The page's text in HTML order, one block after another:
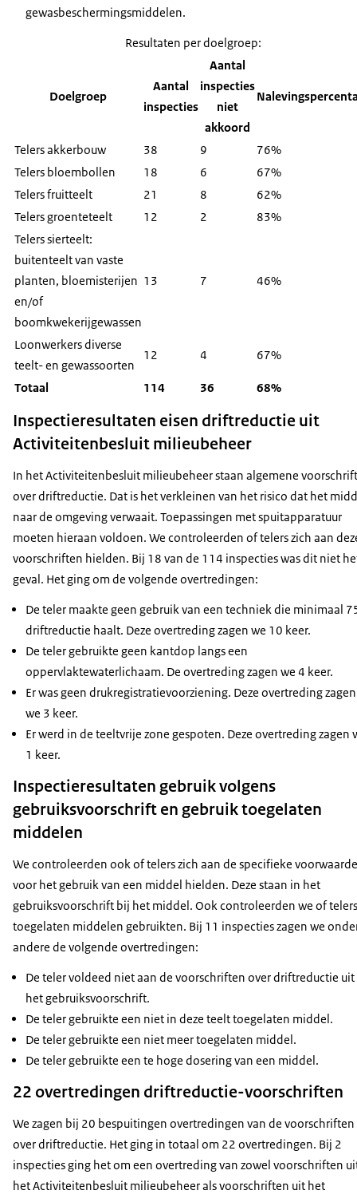
gewasbeschermingsmiddelen.
Resultaten per doelgroep:
Doelgroep
Aantal
inspecties
Aantal
inspecties
niet
akkoord
Telers akkerbouw 38 9
76%
Telers bloembollen
18 6
67%
Telers fruitteelt
21 8
62%
Telers groenteteelt
12 2
83%
Telers sierteelt:
buitenteelt van vaste
planten, bloemisterijen
en/of
boomkwekerijgewassen
13 7 46%
Loonwerkers diverse
teelt- en gewassoorten
12 4 67%
Totaal 114 36 68%
Inspectieresultaten eisen driftreductie uit
Activiteitenbesluit milieubeheer
In het Activiteitenbesluit milieubeheer staan algemene
over driftreductie. Dat is het verkleinen van het risico dat het
naar de omgeving verwaait. Toepassingen met spuitapparatuur
moeten hieraan voldoen. We controleerden of telers zich aan
voorschriften hielden. Bij 18 van de 114 inspecties was dit niet
geval. Het ging om de volgende overtredingen:
De teler maakte geen gebruik van een techniek die minimaal
driftreductie haalt. Deze overtreding zagen we 10 keer.
De teler gebruikte geen kantdop langs een
oppervlaktewaterlichaam. De overtreding zagen we 4 keer.
Er was geen drukregistratievoorziening. Deze overtreding zagen
we 3 keer.
Er werd in de teeltvrije zone gespoten. Deze overtreding zagen
1 keer.
Inspectieresultaten gebruik volgens
gebruiksvoorschrift en gebruik toegelaten
middelen
We controleerden ook of telers zich aan de specifieke
voor het gebruik van een middel hielden. Deze staan in het
gebruiksvoorschrift bij het middel. Ook controleerden we of telers
toegelaten middelen gebruikten. Bij 11 inspecties zagen we
andere de volgende overtredingen:
De teler voldeed niet aan de voorschriften over driftreductie uit
het gebruiksvoorschrift.
De teler gebruikte een niet in deze teelt toegelaten middel.
De teler gebruikte een niet meer toegelaten middel.
De teler gebruikte een te hoge dosering van een middel.
22 overtredingen driftreductie-voorschriften
We zagen bij 20 bespuitingen overtredingen van de voorschriften
over driftreductie. Het ging in totaal om 22 overtredingen. Bij 2
inspecties ging het om een overtreding van zowel voorschriften
het Activiteitenbesluit milieubeheer als voorschriften uit het